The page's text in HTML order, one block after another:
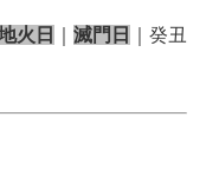
火日 滅門日
｜癸丑